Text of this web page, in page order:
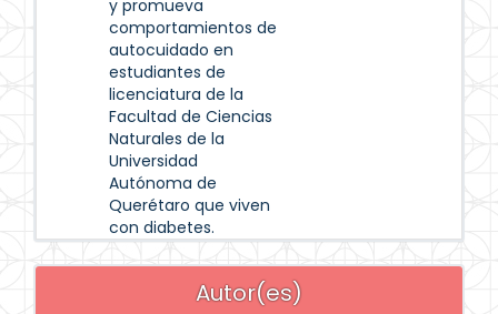
y promueva
comportamientos de
autocuidado en
estudiantes de
licenciatura de la
Facultad de Ciencias
Naturales de la
Universidad
Autónoma de
Querétaro que viven
con diabetes.
Autor(es)